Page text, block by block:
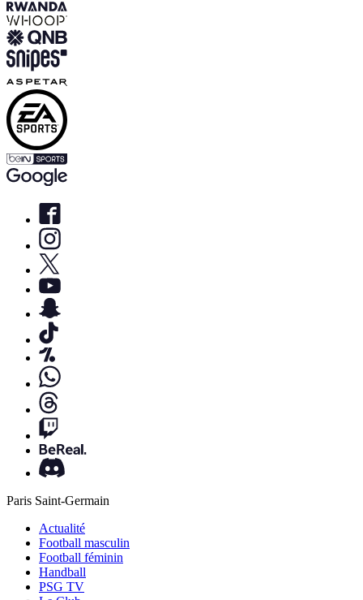
Paris Saint-Germain
Actualité
Football masculin
Football féminin
Handball
PSG TV